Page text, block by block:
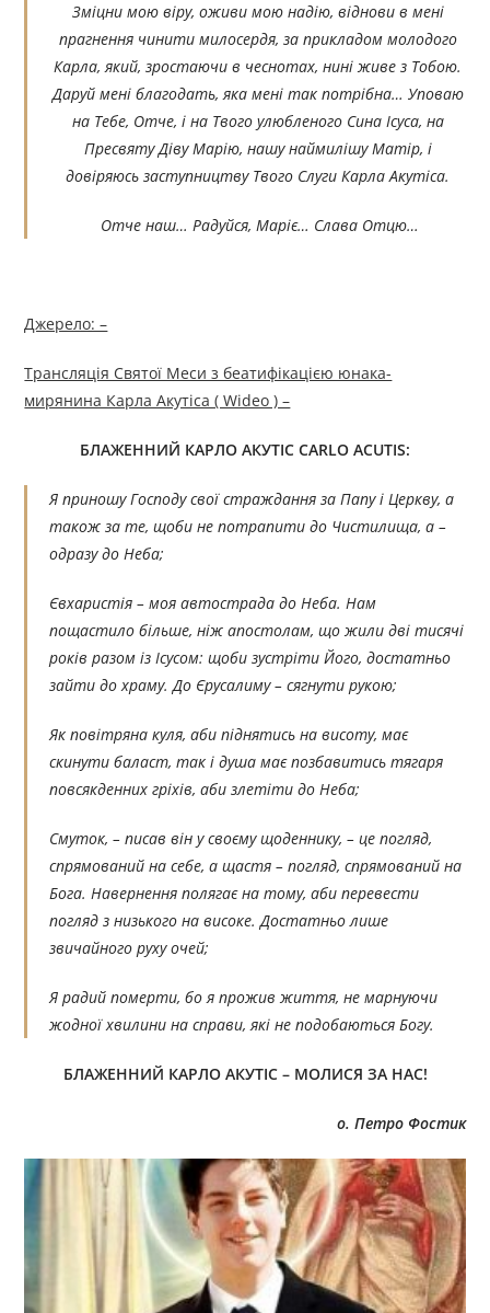
Зміцни мою віру, оживи мою надію, віднови в мені
прагнення чинити милосердя, за прикладом молодого
Карла, який, зростаючи в чеснотах, нині живе з Тобою.
Даруй мені благодать, яка мені так потрібна… Уповаю
на Тебе, Отче, і на Твого улюбленого Сина Ісуса, на
Пресвяту Діву Марію, нашу наймилішу Матір, і
довіряюсь заступництву Твого Слуги Карла Акутіса.
Отче наш… Радуйся, Маріє… Слава Отцю…
Джерело: –
Трансляція Святої Меси з беатифікацією юнака-
мирянина Карла Акутіса ( Wideo ) –
БЛАЖЕННИЙ КАРЛО АКУТІС CARLO ACUTIS:
Я приношу Господу свої страждання за Папу і Церкву, а
також за те, щоби не потрапити до Чистилища, а –
одразу до Неба;
Євхаристія – моя автострада до Неба. Нам
пощастило більше, ніж апостолам, що жили дві тисячі
років разом із Ісусом: щоби зустріти Його, достатньо
зайти до храму. До Єрусалиму – сягнути рукою;
Як повітряна куля, аби піднятись на висоту, має
скинути баласт, так і душа має позбавитись тягаря
повсякденних гріхів, аби злетіти до Неба;
Смуток, – писав він у своєму щоденнику, – це погляд,
спрямований на себе, а щастя – погляд, спрямований на
Бога. Навернення полягає на тому, аби перевести
погляд з низького на високе. Достатньо лише
звичайного руху очей;
Я радий померти, бо я прожив життя, не марнуючи
жодної хвилини на справи, які не подобаються Богу.
БЛАЖЕННИЙ КАРЛО АКУТІС – МОЛИСЯ ЗА НАС!
о. Петро Фостик